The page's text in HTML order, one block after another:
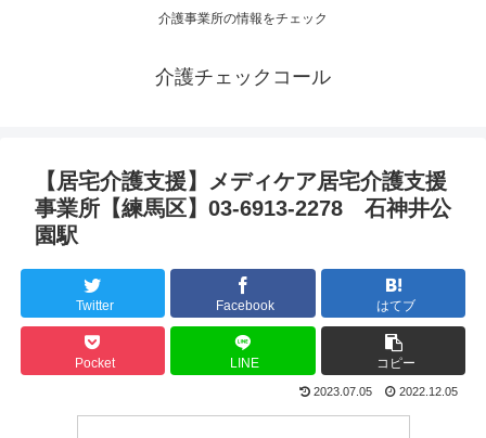
介護事業所の情報をチェック
介護チェックコール
【居宅介護支援】メディケア居宅介護支援
事業所【練馬区】03-6913-2278 石神井公
園駅
Twitter Facebook はてブ
Pocket LINE コピー
2023.07.05 2022.12.05